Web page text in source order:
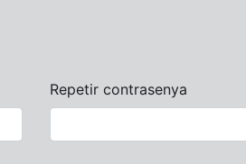
Repetir contrasenya